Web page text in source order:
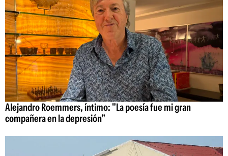
Alejandro Roemmers, íntimo: "La poesía fue mi gran
compañera en la depresión"